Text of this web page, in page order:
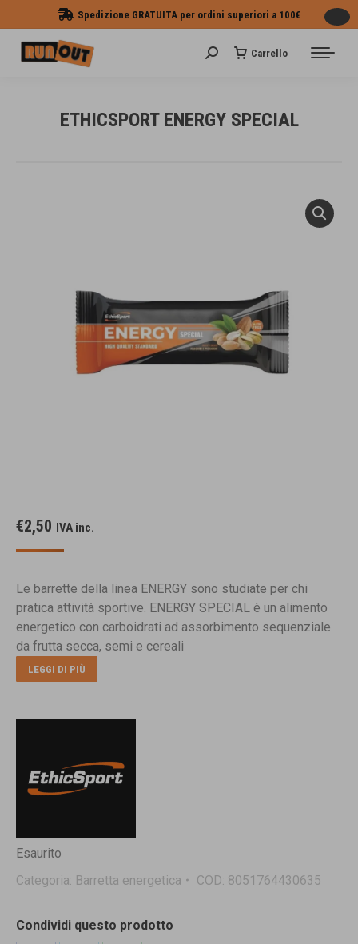
Spedizione GRATUITA per ordini superiori a 100€
Cerca: Carrello
ETHICSPORT ENERGY SPECIAL
€2,50 IVA inc.
Le barrette della linea ENERGY sono studiate per chi
pratica attività sportive. ENERGY SPECIAL è un alimento
energetico con carboidrati ad assorbimento sequenziale
da frutta secca, semi e cereali
LEGGI DI PIÙ
Esaurito
Categoria: Barretta energetica COD: 8051764430635
Condividi questo prodotto